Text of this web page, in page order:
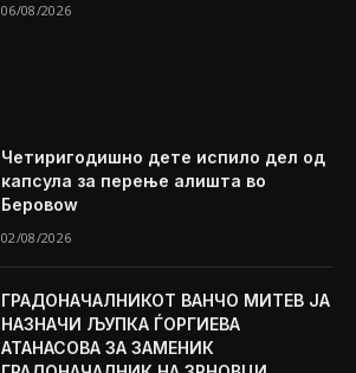
06/08/2026
Четиригодишно дете испило дел од
капсула за перење алишта во
Беровоw
02/08/2026
ГРАДОНАЧАЛНИКОТ ВАНЧО МИТЕВ ЈА
НАЗНАЧИ ЉУПКА ЃОРГИЕВА
АТАНАСОВА ЗА ЗАМЕНИК